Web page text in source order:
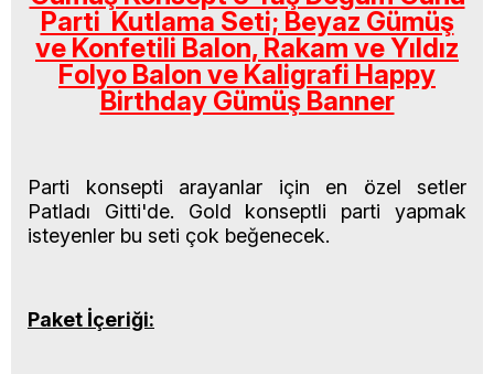
Parti Kutlama Seti; Beyaz Gümüş
ve Konfetili Balon, Rakam ve Yıldız
Folyo Balon ve Kaligrafi Happy
Birthday Gümüş Banner
Parti konsepti arayanlar için en özel setler
Patladı Gitti'de. Gold konseptli parti yapmak
isteyenler bu seti çok beğenecek.
Paket İçeriği: